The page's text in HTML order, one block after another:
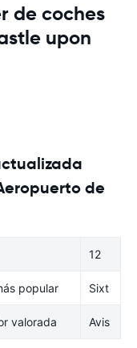
de coches
upon
de
12
popular Sixt
valorada Avis